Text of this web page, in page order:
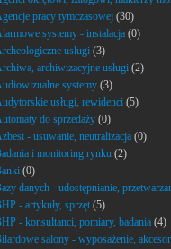
pracy tymczasowej (30)
systemy - instalacja (0)
usługi (3)
archiwizacyjne usługi (2)
systemy (3)
usługi, rewidenci (5)
do sprzedaży (0)
- usuwanie, neutralizacja (0)
i monitoring rynku (2)
(0)
danych - udostępnianie,
- artykuły, sprzęt (5)
- konsultanci, pomiary, badania (4)
salony - wyposażenie,